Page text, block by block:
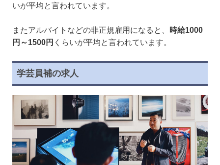
いが平均と言われています。
またアルバイトなどの非正規雇用になると、
時給1000
円～1500円 くらいが平均と言われています。
学芸員補の求人